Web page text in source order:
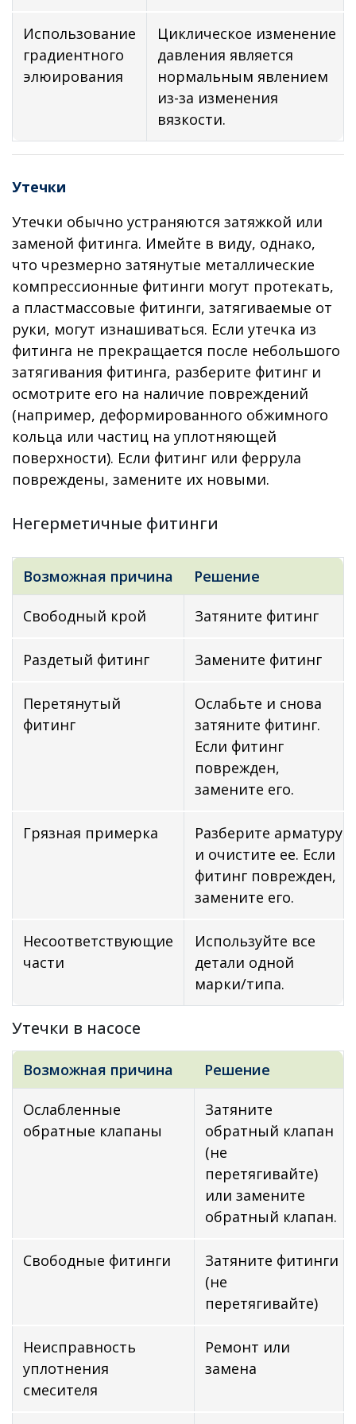
Использование
градиентного
элюирования
Циклическое изменение
давления является
нормальным явлением
из-за изменения
вязкости.
Утечки
Утечки обычно устраняются затяжкой или
заменой фитинга. Имейте в виду, однако,
что чрезмерно затянутые металлические
компрессионные фитинги могут протекать,
а пластмассовые фитинги, затягиваемые от
руки, могут изнашиваться. Если утечка из
фитинга не прекращается после небольшого
затягивания фитинга, разберите фитинг и
осмотрите его на наличие повреждений
(например, деформированного обжимного
кольца или частиц на уплотняющей
поверхности). Если фитинг или феррула
повреждены, замените их новыми.
Негерметичные фитинги
Возможная причина Решение
Свободный крой Затяните фитинг
Раздетый фитинг Замените фитинг
Перетянутый
фитинг
Ослабьте и снова
затяните фитинг.
Если фитинг
поврежден,
замените его.
Грязная примерка
Разберите арматуру
и очистите ее. Если
фитинг поврежден,
замените его.
Несоответствующие
части
Используйте все
детали одной
марки/типа.
Утечки в насосе
Возможная причина Решение
Ослабленные
обратные клапаны
Затяните
обратный клапан
(не
перетягивайте)
или замените
обратный клапан.
Свободные фитинги
Затяните фитинги
(не
перетягивайте)
Неисправность
уплотнения
смесителя
Ремонт или
замена